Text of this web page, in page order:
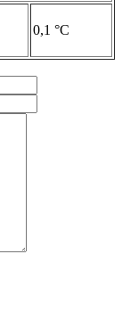
0,1 °C